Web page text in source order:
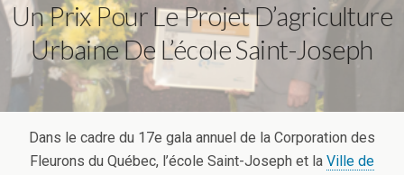
Un Prix Pour Le Projet D’agriculture
Urbaine De L’école Saint-Joseph
Dans le cadre du 17e gala annuel de la Corporation des
Fleurons du Québec, l’école Saint-Joseph et la Ville de